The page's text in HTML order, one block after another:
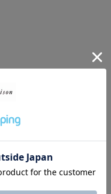
ンズ ガールズ 服 秋冬